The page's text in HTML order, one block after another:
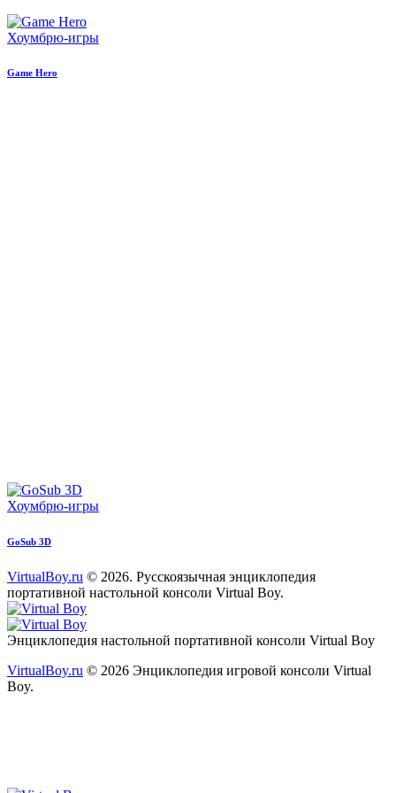
Хоумбрю-игры
Game Hero
Хоумбрю-игры
GoSub 3D
VirtualBoy.ru © 2026. Русскоязычная энциклопедия
портативной настольной консоли Virtual Boy.
paper-
plane
vkontakte
youtube2
star
Энциклопедия настольной портативной консоли Virtual Boy
VirtualBoy.ru © 2026 Энциклопедия игровой консоли Virtual
Boy.